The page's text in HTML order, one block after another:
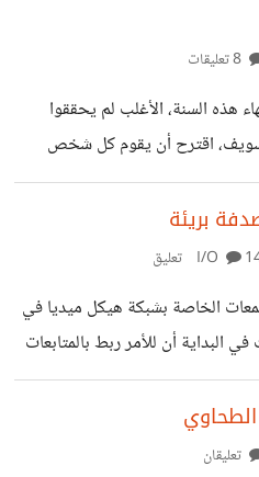
ما يبدو لي تفسيرا منطقيا، فعلاً
وراجعت اخر المساهمات
وتاريخ التسجيل في شهر 11! يا لها من مصادفة، لذلك بدأت
وهذا ما وجدته: كل الأسماء
إنتهاء هذه السنة، الأغلب لم يحققوا
اقترح أن يقوم كل شخص
لمدة شهر، عمل ما أو عادة
لتقوية درجة الإلتزام لديك
ولم تستثمره بما هو مفيد علهُ
تحدى نفسه وماذا أنجز، يمكنك
ليكون حافز لك وسأقوم
بريئة
الخاصة بشبكة هيكل ميديا في
البداية أن للأمر ربط بالمتابعات
فجربت الضغط على زر متابعة
تعتقد أن للأمر علاقة بالتسويق
تعليقان